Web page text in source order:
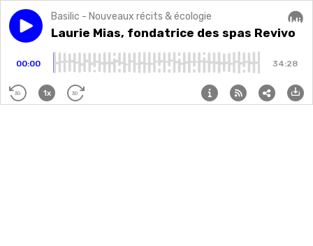
Play episodeLaurie Mias, fondatrice des spas Revivo
Basilic - Nouveaux récits & écologie
Laurie Mias, fondatrice des spas Revivo
00:00 34:28
30 1x 30